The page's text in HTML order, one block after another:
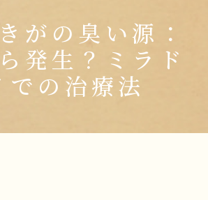
の治療メニュー
メニュー
ワキガ・多汗症治療）
イーン）
がの臭い源：
発生？ミラド
での治療法